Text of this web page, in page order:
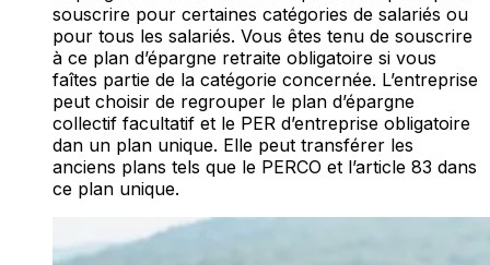
souscrire pour certaines catégories de salariés ou
pour tous les salariés. Vous êtes tenu de souscrire
à ce plan d’épargne retraite obligatoire si vous
faîtes partie de la catégorie concernée. L’entreprise
peut choisir de regrouper le plan d’épargne
collectif facultatif et le PER d’entreprise obligatoire
dan un plan unique. Elle peut transférer les
anciens plans tels que le PERCO et l’article 83 dans
ce plan unique.